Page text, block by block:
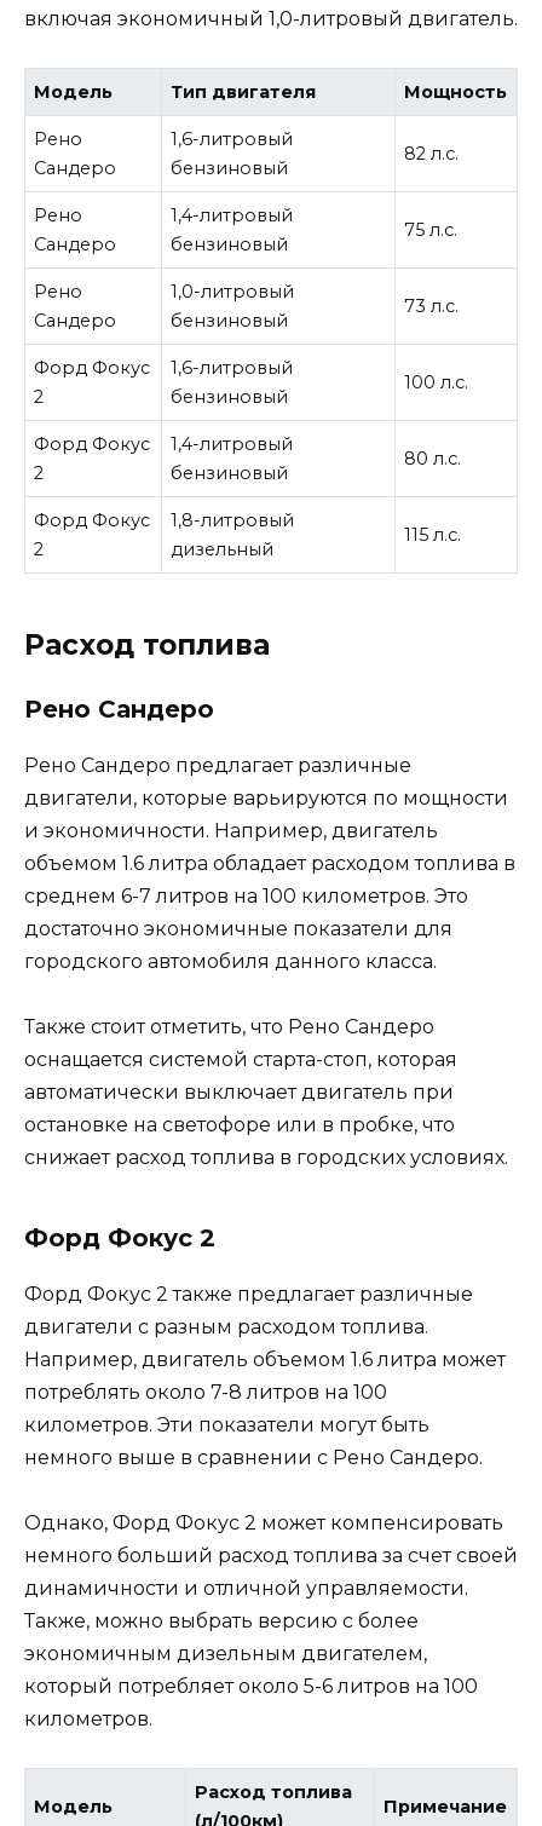
включая экономичный 1,0-литровый двигатель.
Модель Тип двигателя Мощность
Рено
Сандеро
1,6-литровый
бензиновый
82 л.с.
Рено
Сандеро
1,4-литровый
бензиновый
75 л.с.
Рено
Сандеро
1,0-литровый
бензиновый
73 л.с.
Форд Фокус
2
1,6-литровый
бензиновый
100 л.с.
Форд Фокус
2
1,4-литровый
бензиновый
80 л.с.
Форд Фокус
2
1,8-литровый
дизельный
115 л.с.
Расход топлива
Рено Сандеро
Рено Сандеро предлагает различные
двигатели, которые варьируются по мощности
и экономичности. Например, двигатель
объемом 1.6 литра обладает расходом топлива в
среднем 6-7 литров на 100 километров. Это
достаточно экономичные показатели для
городского автомобиля данного класса.
Также стоит отметить, что Рено Сандеро
оснащается системой старта-стоп, которая
автоматически выключает двигатель при
остановке на светофоре или в пробке, что
снижает расход топлива в городских условиях.
Форд Фокус 2
Форд Фокус 2 также предлагает различные
двигатели с разным расходом топлива.
Например, двигатель объемом 1.6 литра может
потреблять около 7-8 литров на 100
километров. Эти показатели могут быть
немного выше в сравнении с Рено Сандеро.
Однако, Форд Фокус 2 может компенсировать
немного больший расход топлива за счет своей
динамичности и отличной управляемости.
Также, можно выбрать версию с более
экономичным дизельным двигателем,
который потребляет около 5-6 литров на 100
километров.
Модель
Расход топлива
(л/100км)
Примечание